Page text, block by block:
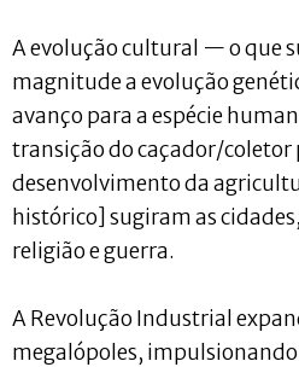
A evolução cultural — o que
magnitude a evolução
avanço para a espécie
transição do caçador/coletor
desenvolvimento da
histórico] sugiram as
religião e guerra.
A Revolução Industrial
megalópoles, impulsionando